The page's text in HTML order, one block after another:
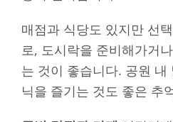
매점과 식당도 있지만 선
로, 도시락을 준비해가거
는 것이 좋습니다. 공원 내
닉을 즐기는 것도 좋은 추